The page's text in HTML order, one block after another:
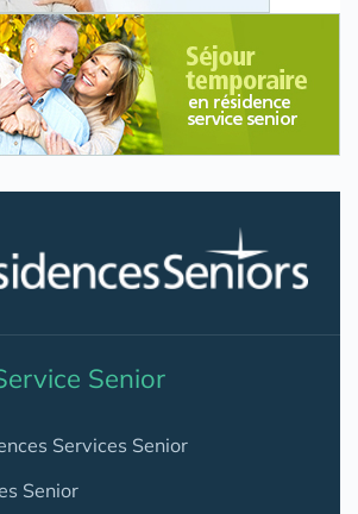
Senior
Services Senior
Senior